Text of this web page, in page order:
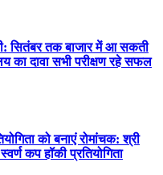
सितंबर तक बाजार में आ सकती
का दावा सभी परीक्षण रहे सफल
को बनाएं रोमांचक: श्री
कप हॉकी प्रतियोगिता